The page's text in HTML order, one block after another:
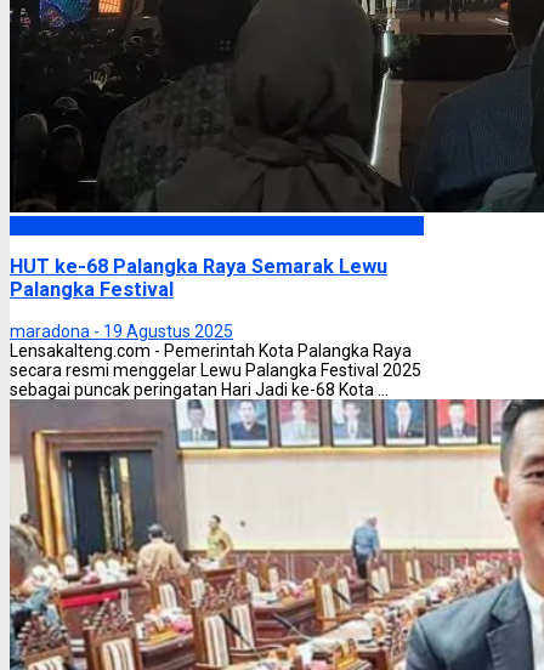
HUT ke-68 Palangka Raya Semarak Lewu
Palangka Festival
maradona - 19 Agustus 2025
Lensakalteng.com - Pemerintah Kota Palangka Raya
secara resmi menggelar Lewu Palangka Festival 2025
sebagai puncak peringatan Hari Jadi ke-68 Kota ...